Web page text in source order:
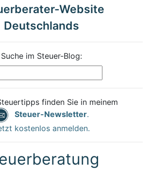
Website
Deutschlands
Suche im Steuer-Blog:
finden Sie in meinem
Steuer-Newsletter.
kostenlos anmelden.